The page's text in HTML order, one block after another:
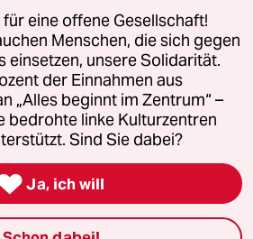
rechtlichen Fragen oder für Genehmigungen
Kommune-Richtlinien
Impressum AGB
widerrufen (Ads)
eine offene Gesellschaft!
Menschen, die sich gegen
einsetzen, unsere Solidarität.
der Einnahmen aus
„Alles beginnt im Zentrum“ –
bedrohte linke Kulturzentren
Sind Sie dabei?
Ja, ich will